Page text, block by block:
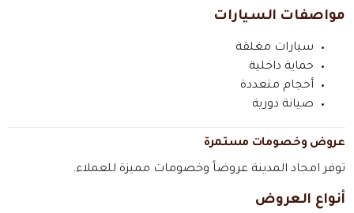
مواصفات السيارات
سيارات مغلقة
حماية داخلية
أحجام متعددة
صيانة دورية
عروض وخصومات مستمرة
توفر امجاد المدينة عروضاً وخصومات مميزة للعملاء.
أنواع العروض